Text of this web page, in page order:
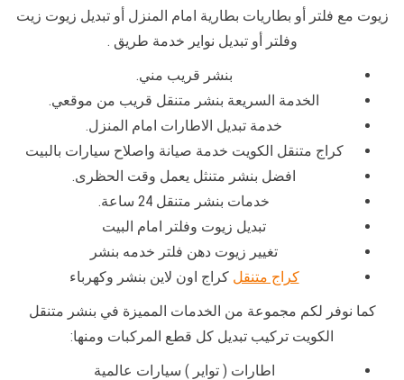
زيوت مع فلتر أو بطاريات بطارية امام المنزل أو تبديل زيوت زيت
وفلتر أو تبديل نواير خدمة طريق .
بنشر قريب مني.
الخدمة السريعة بنشر متنقل قريب من موقعي.
خدمة تبديل الاطارات امام المنزل.
كراج متنقل الكويت خدمة صيانة واصلاح سيارات بالبيت
افضل بنشر متنثل يعمل وقت الحظرى.
خدمات بنشر متنقل 24 ساعة.
تبديل زيوت وفلتر امام البيت
تغيير زيوت دهن فلتر خدمه بنشر
كراج متنقل كراج اون لاين بنشر وكهرباء
كما نوفر لكم مجموعة من الخدمات المميزة في بنشر متنقل
الكويت تركيب تبديل كل قطع المركبات ومنها:
اطارات ( تواير ) سيارات عالمية